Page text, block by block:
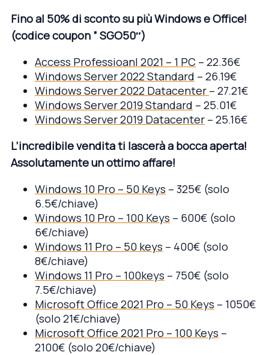
Fino al 50% di sconto su più Windows e Office!
(codice coupon ” SGO50″)
Access Professioanl 2021 – 1 PC – 22.36€
Windows Server 2022 Standard – 26.19€
Windows Server 2022 Datacenter – 27.21€
Windows Server 2019 Standard – 25.01€
Windows Server 2019 Datacenter – 25.16€
L’incredibile vendita ti lascerà a bocca aperta!
Assolutamente un ottimo affare!
Windows 10 Pro – 50 Keys – 325€ (solo
6.5€/chiave)
Windows 10 Pro – 100 Keys – 600€ (solo
6€/chiave)
Windows 11 Pro – 50 keys – 400€ (solo
8€/chiave)
Windows 11 Pro – 100keys – 750€ (solo
7.5€/chiave)
Microsoft Office 2021 Pro – 50 Keys – 1050€
(solo 21€/chiave)
Microsoft Office 2021 Pro – 100 Keys –
2100€ (solo 20€/chiave)